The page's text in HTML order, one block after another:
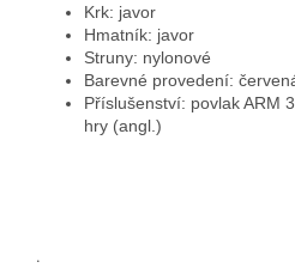
Krk: javor
Hmatník: javor
Struny: nylonové
Barevné provedení:
Příslušenství: povlak ARM
hry (angl.)
.